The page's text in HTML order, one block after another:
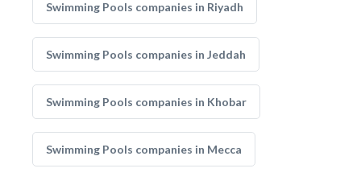
Swimming Pools companies in Riyadh
Swimming Pools companies in Jeddah
Swimming Pools companies in Khobar
Swimming Pools companies in Mecca